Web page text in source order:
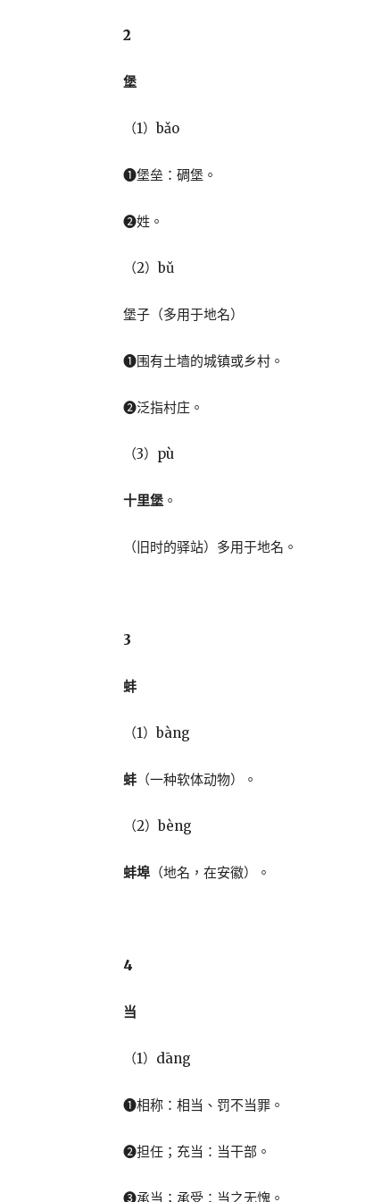
2
堡
（1）bǎo
❶堡垒：碉堡。
❷姓。
（2）bǔ
堡子（多用于地名）
❶围有土墙的城镇或乡村。
❷泛指村庄。
（3）pù
十里堡 。
（旧时的驿站）多用于地名。
3
蚌
（1）bàng
蚌 （一种软体动物）。
（2）bèng
蚌埠 （地名，在安徽）。
4
当
（1）dāng
❶相称：相当、罚不当罪。
❷担任；充当：当干部。
❸承当；承受：当之无愧。